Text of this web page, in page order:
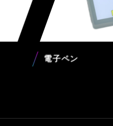
電子ペン